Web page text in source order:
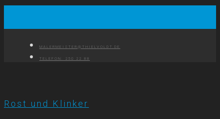
MALERMEISTER@THIELVOLDT.DE
TELEFON: 250 22 88
Rost und Klinker